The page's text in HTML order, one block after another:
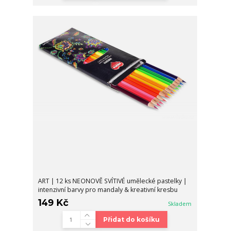
ART | 12 ks NEONOVĚ SVÍTIVÉ umělecké pastelky |
intenzivní barvy pro mandaly & kreativní kresbu
149 Kč Skladem
Přidat do košíku